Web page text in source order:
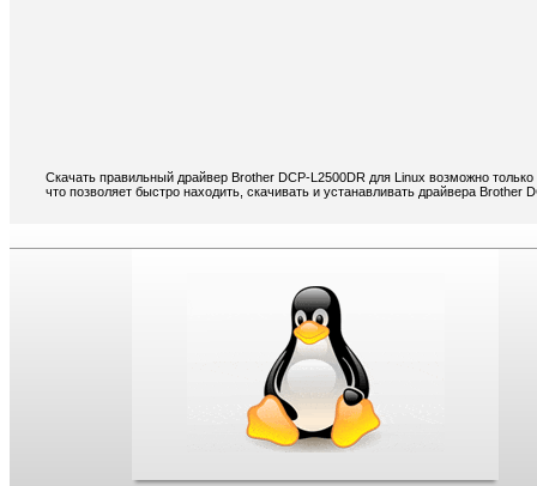
Скачать правильный драйвер Brother DCP-L2500DR для Linux возможно
что позволяет быстро находить, скачивать и устанавливать драйвера Brother